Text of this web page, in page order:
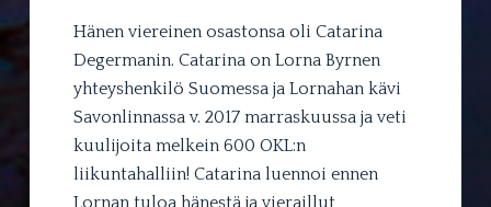
Hänen viereinen osastonsa oli Catarina
Degermanin. Catarina on Lorna Byrnen
yhteyshenkilö Suomessa ja Lornahan kävi
Savonlinnassa v. 2017 marraskuussa ja veti
kuulijoita melkein 600 OKL:n
liikuntahalliin! Catarina luennoi ennen
Lornan tuloa hänestä ja vieraillut